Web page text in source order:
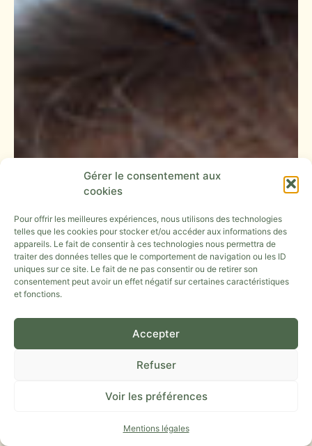
Gérer le consentement aux
cookies
Pour offrir les meilleures expériences, nous utilisons des technologies
telles que les cookies pour stocker et/ou accéder aux informations des
appareils. Le fait de consentir à ces technologies nous permettra de
traiter des données telles que le comportement de navigation ou les ID
uniques sur ce site. Le fait de ne pas consentir ou de retirer son
consentement peut avoir un effet négatif sur certaines caractéristiques
et fonctions.
Accepter
Refuser
Voir les préférences
Mentions légales